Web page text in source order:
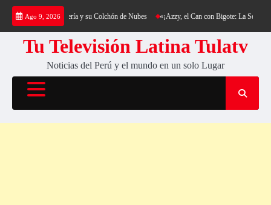
Saltar
contenido
Ago 9, 2026
al Cerro Cantería y su Colchón de Nubes «¡Azzy, el Can con Bigote: La Sensación
Tu Televisión Latina Tulatv
Noticias del Perú y el mundo en un solo Lugar